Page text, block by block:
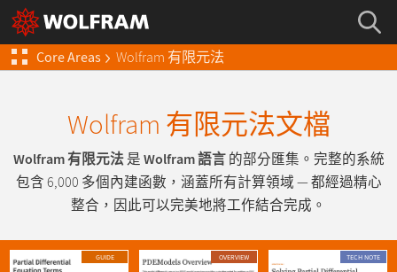
Core Areas Wolfram 有限元法
Wolfram 有限元法文檔
Wolfram 有限元法是 Wolfram 語言的部分匯集。完整的系統
包含 6,000 多個內建函數，涵蓋所有計算領域 — 都經過精心
整合，因此可以完美地將工作結合完成。
GUIDE OVERVIEW TECH NOTE